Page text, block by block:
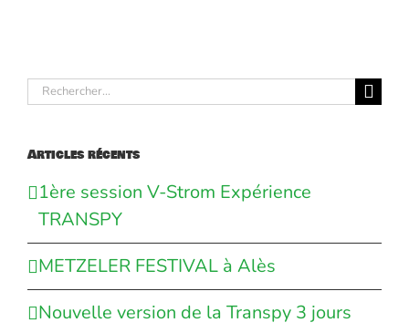
Rechercher:
Articles récents
1ère session V-Strom Expérience
TRANSPY
METZELER FESTIVAL à Alès
Nouvelle version de la Transpy 3 jours